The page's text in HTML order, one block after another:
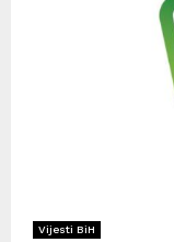
Vijesti BiH